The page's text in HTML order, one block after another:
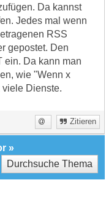
Da kannst
Jedes mal wenn
RSS
gepostet. Den
ein. Da kann man
wie "Wenn x
viele Dienste.
Zitieren
»